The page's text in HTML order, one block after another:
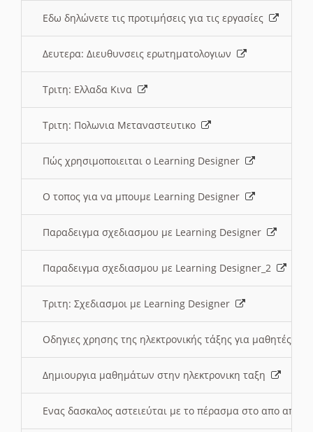
Εδω δηλώνετε τις προτιμήσεις για τις εργασίες
Δευτερα: Διευθυνσεις ερωτηματολογιων
Τριτη: Ελλαδα Κινα
Τριτη: Πολωνια Μεταναστευτικο
Πώς χρησιμοποιειται ο Learning Designer
O τοπος για να μπουμε Learning Designer
Παραδειγμα σχεδιασμου με Learning Designer
Παραδειγμα σχεδιασμου με Learning Designer_2
Τριτη: Σχεδιασμοι με Learning Designer
Οδηγιες χρησης της ηλεκτρονικής τάξης για μαθητές
Δημιουργια μαθημάτων στην ηλεκτρονικη ταξη
Ενας δασκαλος αστειεύται με το πέρασμα στο απο